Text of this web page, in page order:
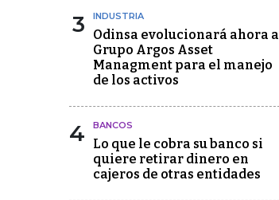
3 INDUSTRIA
Odinsa evolucionará ahora a
Grupo Argos Asset
Managment para el manejo
de los activos
4 BANCOS
Lo que le cobra su banco si
quiere retirar dinero en
cajeros de otras entidades